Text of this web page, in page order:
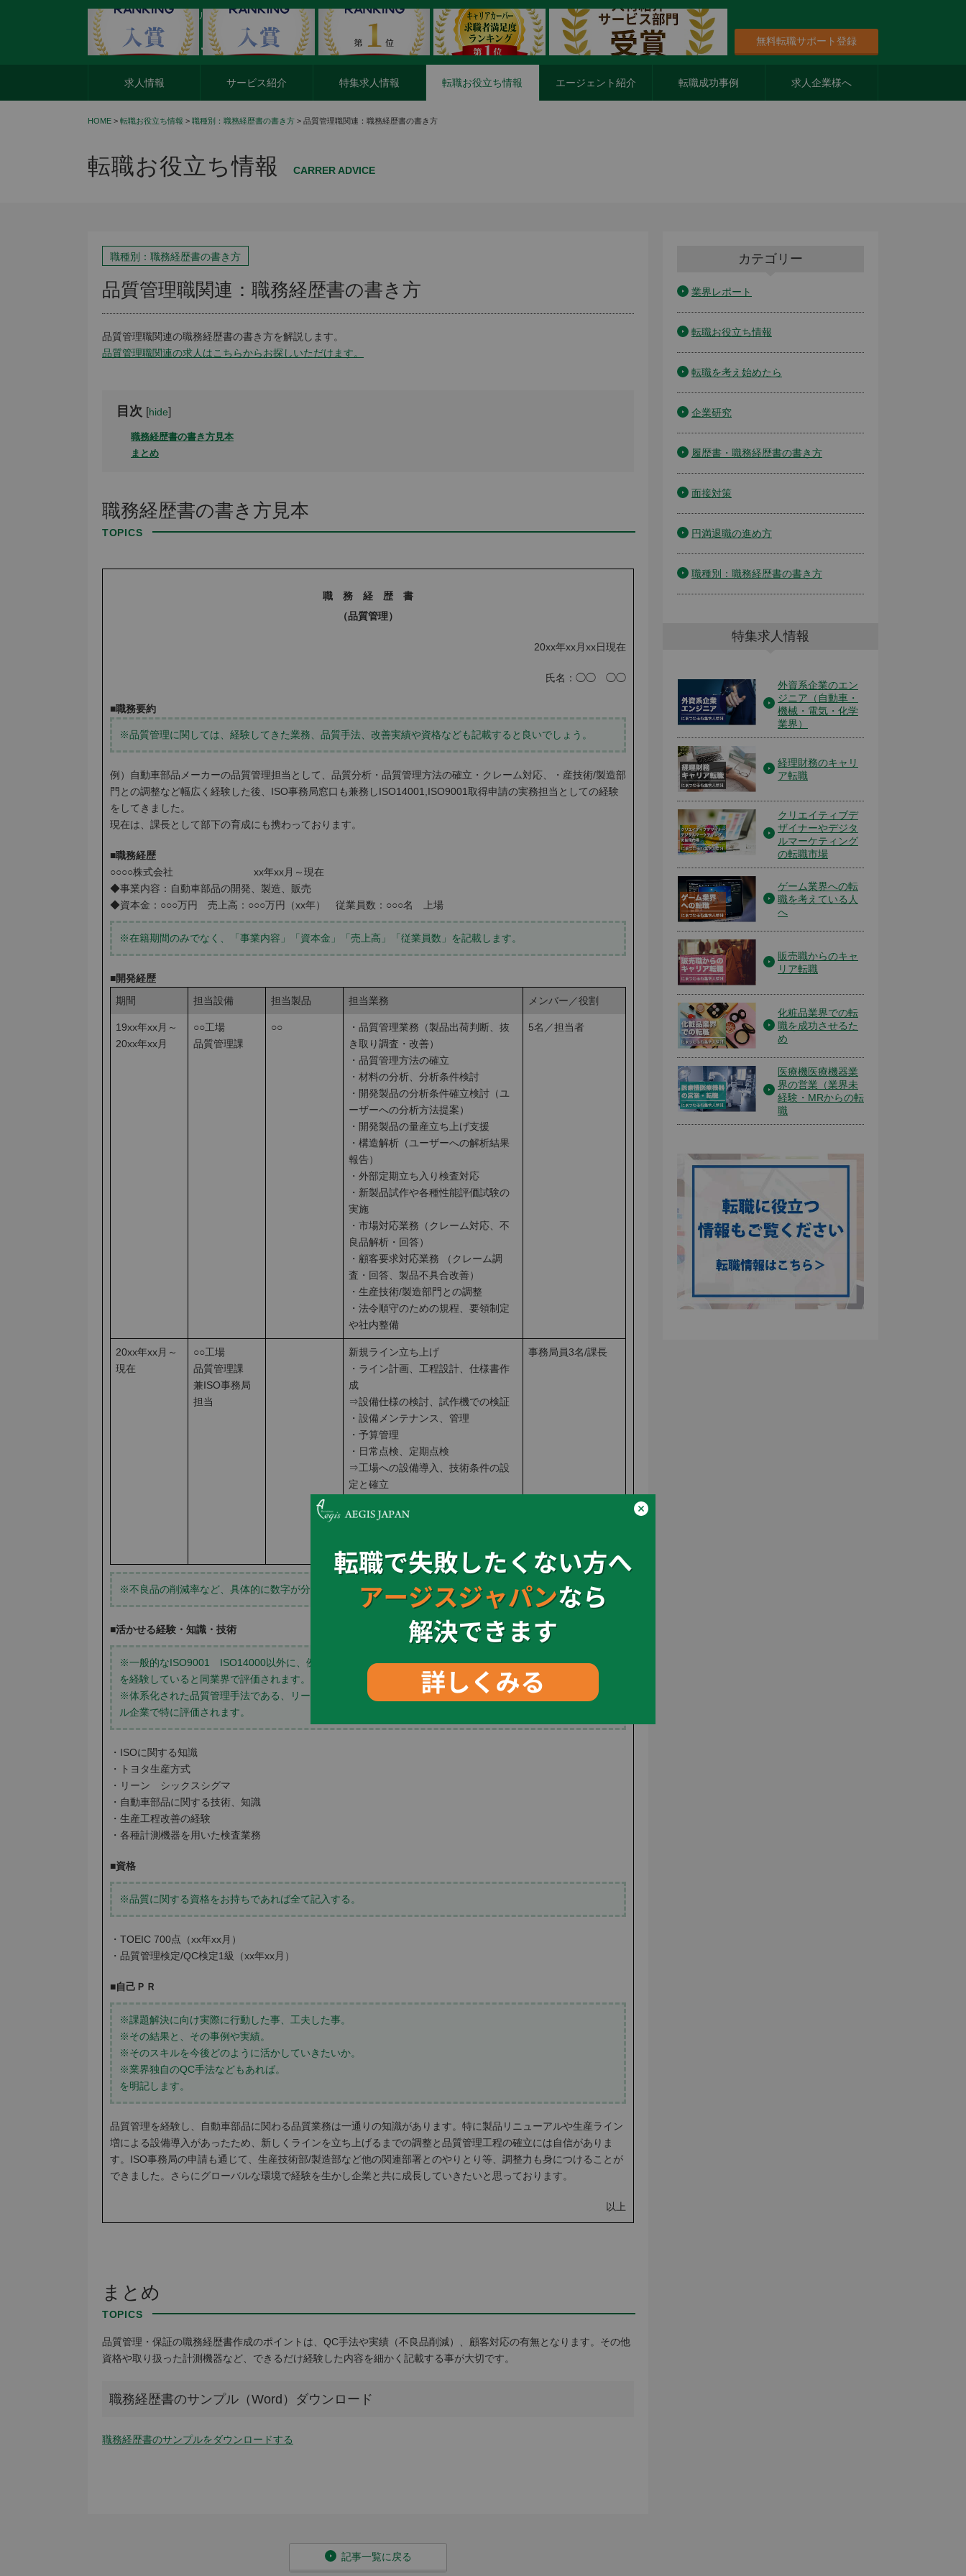
外資系企業の転職・キャリア転職ならアージスジャパン
無料転職サポート登録
求人情報 サービス紹介 特集求人情報 転職お役立ち情報 エージェント紹介 転職成功事例 求人企業様へ
HOME > 転職お役立ち情報 > 職種別：職務経歴書の書き方 > 品質管理職関連：職務経歴書の書き方
転職お役立ち情報 CARRER ADVICE
職種別：職務経歴書の書き方
品質管理職関連：職務経歴書の書き方
品質管理職関連の職務経歴書の書き方を解説します。
品質管理職関連の求人はこちらからお探しいただけます。
目次 [hide]
職務経歴書の書き方見本
まとめ
職務経歴書の書き方見本
職 務 経 歴 書
（品質管理）
20xx年xx月xx日現在
氏名：◯◯ ◯◯
■職務要約
※品質管理に関しては、経験してきた業務、品質手法、改善実績や資格なども記載すると良いでしょう。
例）自動車部品メーカーの品質管理担当として、品質分析・品質管理方法の確立・クレーム対応、・産技術/製造部
門との調整など幅広く経験した後、ISO事務局窓口も兼務しISO14001,ISO9001取得申請の実務担当としての経験
をしてきました。
現在は、課長として部下の育成にも携わっております。
■職務経歴
○○○○株式会社 xx年xx月～現在
◆事業内容：自動車部品の開発、製造、販売
◆資本金：○○○万円 売上高：○○○万円（xx年） 従業員数：○○○名 上場
※在籍期間のみでなく、「事業内容」「資本金」「売上高」「従業員数」を記載します。
■開発経歴
期間
担当設備 担当製品 担当業務 メンバー／役割
19xx年xx月～
20xx年xx月
○○工場
品質管理課
○○
・品質管理業務（製品出荷判断、抜
き取り調査・改善）
・品質管理方法の確立
・材料の分析、分析条件検討
・開発製品の分析条件確立検討（ユ
ーザーへの分析方法提案）
・開発製品の量産立ち上げ支援
・構造解析（ユーザーへの解析結果
報告）
・外部定期立ち入り検査対応
・新製品試作や各種性能評価試験の
実施
・市場対応業務（クレーム対応、不
良品解析・回答）
・顧客要求対応業務 （クレーム調
査・回答、製品不具合改善）
・生産技術/製造部門との調整
・法令順守のための規程、要領制定
や社内整備
5名／担当者
20xx年xx月～
現在
○○工場
品質管理課
兼ISO事務局
担当
新規ライン立ち上げ
・ライン計画、工程設計、仕様書作
成
⇒設備仕様の検討、試作機での検証
・設備メンテナンス、管理
・予算管理
・日常点検、定期点検
⇒工場への設備導入、技術条件の設
定と確立
インを稼動
（北米工場）
事務局員3名/課長
※不良品の削減率など、具体的に数字が分かれば％で記入する。
■活かせる経験・知識・技術
※一般的なISO9001 ISO14000以外に、例えば自動車TS16949 医療機器ISO13485等、各業界に応じた規定
を経験していると同業界で評価されます。反対に異業界では強みになりません。
※体系化された品質管理手法である、リーンシックスシグマ トヨタ生産方式（カイゼン）の経験はグローバ
ル企業で特に評価されます。
・ISOに関する知識
・トヨタ生産方式
・リーン シックスシグマ
・自動車部品に関する技術、知識
・生産工程改善の経験
・各種計測機器を用いた検査業務
■資格
※品質に関する資格をお持ちであれば全て記入する。
・TOEIC 700点（xx年xx月）
・品質管理検定/QC検定1級（xx年xx月）
■自己ＰＲ
※課題解決に向け実際に行動した事、工夫した事。
※その結果と、その事例や実績。
※そのスキルを今後どのように活かしていきたいか。
※業界独自のQC手法などもあれば。
を明記します。
品質管理を経験し、自動車部品に関わる品質業務は一通りの知識があります。特に製品リニューアルや生産ライン
増による設備導入があったため、新しくラインを立ち上げるまでの調整と品質管理工程の確立には自信がありま
す。ISO事務局の申請も通じて、生産技術部/製造部など他の関連部署とのやりとり等、調整力も身につけることが
できました。さらにグローバルな環境で経験を生かし企業と共に成長していきたいと思っております。
以上
まとめ
品質管理・保証の職務経歴書作成のポイントは、QC手法や実績（不良品削減）、顧客対応の有無となります。その他
資格や取り扱った計測機器など、できるだけ経験した内容を細かく記載する事が大切です。
職務経歴書のサンプル（Word）ダウンロード
職務経歴書のサンプルをダウンロードする
記事一覧に戻る
カテゴリー
業界レポート
転職お役立ち情報
転職を考え始めたら
企業研究
履歴書・職務経歴書の書き方
面接対策
円満退職の進め方
職種別：職務経歴書の書き方
特集求人情報
外資系企業のエン
ジニア（自動車・
機械・電気・化学
業界）
経理財務のキャリ
ア転職
クリエイティブデ
ザイナーやデジタ
ルマーケティング
の転職市場
ゲーム業界への転
職を考えている人
へ
販売職からのキャ
リア転職
化粧品業界での転
職を成功させるた
め
医療機医療機器業
界の営業（業界未
経験・MRからの転
職